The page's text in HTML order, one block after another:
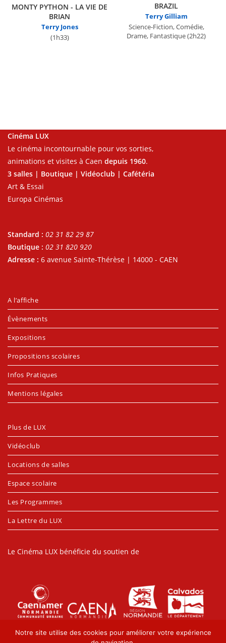
MONTY PYTHON - LA VIE DE
BRIAN
Terry Jones
(1h33)
BRAZIL
Terry Gilliam
Science-Fiction, Comédie,
Drame, Fantastique(2h22)
Cinéma LUX
Le cinéma incontournable pour vos sorties,
animations et visites à Caen depuis 1960.
3 salles | Boutique | Vidéoclub | Cafétéria
Art & Essai
Europa Cinémas
Standard : 02 31 82 29 87
Boutique : 02 31 820 920
Adresse : 6 avenue Sainte-Thérèse | 14000 - CAEN
A l’affiche
Évènements
Expositions
Propositions scolaires
Infos Pratiques
Mentions légales
Plus de LUX
Vidéoclub
Locations de salles
Espace scolaire
Les Programmes
La Lettre du LUX
Le Cinéma LUX bénéficie du soutien de
Notre site utilise des cookies pour améliorer votre expérience